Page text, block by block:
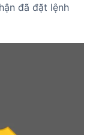
đã đặt lệnh